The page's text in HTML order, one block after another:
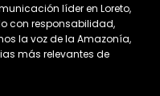
líder en Loreto,
con responsabilidad,
la voz de la Amazonía,
más relevantes de